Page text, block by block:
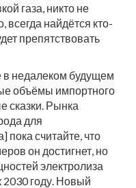
газа, никто не
всегда найдётся кто-
препятствовать
в недалеком будущем
объёмы импортного
сказки. Рынка
для
пока считайте, что
он достигнет, но
электролиза
2030 году. Новый